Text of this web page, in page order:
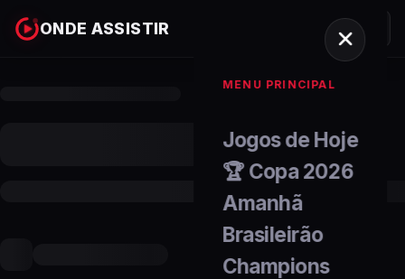
ONDE ASSISTIR
MENU PRINCIPAL
Jogos de Hoje
🏆 Copa 2026
Amanhã
Brasileirão
Champions